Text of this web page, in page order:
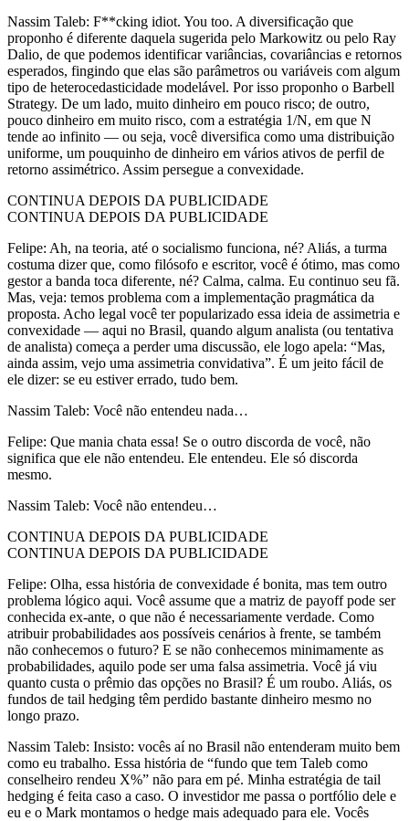
Nassim Taleb: F**cking idiot. You too. A diversificação que
proponho é diferente daquela sugerida pelo Markowitz ou pelo Ray
Dalio, de que podemos identificar variâncias, covariâncias e retornos
esperados, fingindo que elas são parâmetros ou variáveis com algum
tipo de heterocedasticidade modelável. Por isso proponho o Barbell
Strategy. De um lado, muito dinheiro em pouco risco; de outro,
pouco dinheiro em muito risco, com a estratégia 1/N, em que N
tende ao infinito — ou seja, você diversifica como uma distribuição
uniforme, um pouquinho de dinheiro em vários ativos de perfil de
retorno assimétrico. Assim persegue a convexidade.
CONTINUA DEPOIS DA PUBLICIDADE
CONTINUA DEPOIS DA PUBLICIDADE
Felipe: Ah, na teoria, até o socialismo funciona, né? Aliás, a turma
costuma dizer que, como filósofo e escritor, você é ótimo, mas como
gestor a banda toca diferente, né? Calma, calma. Eu continuo seu fã.
Mas, veja: temos problema com a implementação pragmática da
proposta. Acho legal você ter popularizado essa ideia de assimetria e
convexidade — aqui no Brasil, quando algum analista (ou tentativa
de analista) começa a perder uma discussão, ele logo apela: “Mas,
ainda assim, vejo uma assimetria convidativa”. É um jeito fácil de
ele dizer: se eu estiver errado, tudo bem.
Nassim Taleb: Você não entendeu nada…
Felipe: Que mania chata essa! Se o outro discorda de você, não
significa que ele não entendeu. Ele entendeu. Ele só discorda
mesmo.
Nassim Taleb: Você não entendeu…
CONTINUA DEPOIS DA PUBLICIDADE
CONTINUA DEPOIS DA PUBLICIDADE
Felipe: Olha, essa história de convexidade é bonita, mas tem outro
problema lógico aqui. Você assume que a matriz de payoff pode ser
conhecida ex-ante, o que não é necessariamente verdade. Como
atribuir probabilidades aos possíveis cenários à frente, se também
não conhecemos o futuro? E se não conhecemos minimamente as
probabilidades, aquilo pode ser uma falsa assimetria. Você já viu
quanto custa o prêmio das opções no Brasil? É um roubo. Aliás, os
fundos de tail hedging têm perdido bastante dinheiro mesmo no
longo prazo.
Nassim Taleb: Insisto: vocês aí no Brasil não entenderam muito bem
como eu trabalho. Essa história de “fundo que tem Taleb como
conselheiro rendeu X%” não para em pé. Minha estratégia de tail
hedging é feita caso a caso. O investidor me passa o portfólio dele e
eu e o Mark montamos o hedge mais adequado para ele. Vocês